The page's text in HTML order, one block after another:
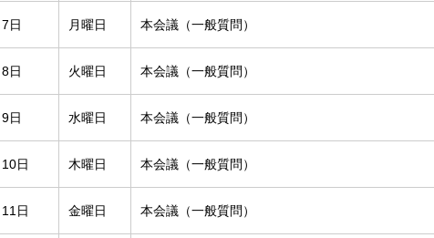
日 月曜日 本会議（一般質問）
日 火曜日 本会議（一般質問）
日 水曜日 本会議（一般質問）
日 木曜日 本会議（一般質問）
日 金曜日 本会議（一般質問）